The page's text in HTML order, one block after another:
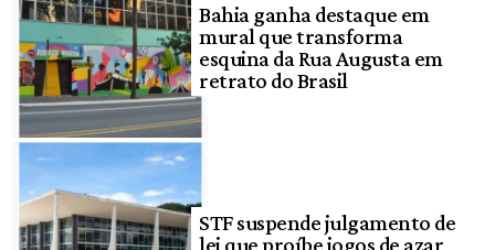
Bahia ganha destaque em
mural que transforma
esquina da Rua Augusta em
retrato do Brasil
STF suspende julgamento de
lei que proíbe jogos de azar